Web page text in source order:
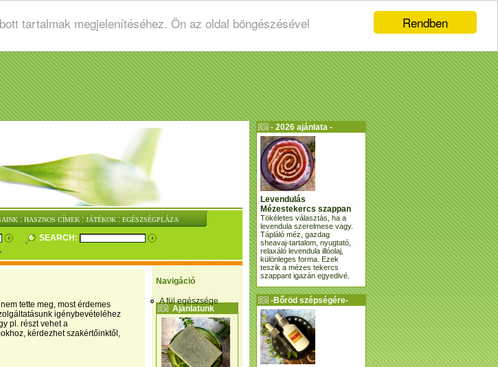
Rendben
tartalmak megjelenítéséhez. Ön az oldal böngészésével
: HASZNOS CÍMEK : JÁTÉKOK : EGÉSZSÉGPLÁZA
SEARCH:
Navigáció
A fül egészsége
Ajánlatunk
tette meg, most érdemes
igénybevételéhez
pl. részt vehet a
kérdezhet szakértőinktől,
- 2026 ajánlata -
Levendulás
Mézestekercs szappan
Tökéletes választás, ha a
levendula szerelmese vagy.
Tápláló méz, gazdag
sheavaj-tartalom, nyugtató,
relaxáló levendula illóolaj,
különleges forma. Ezek
teszik a mézes tekercs
szappant igazán egyedivé.
-Bőröd szépségére-